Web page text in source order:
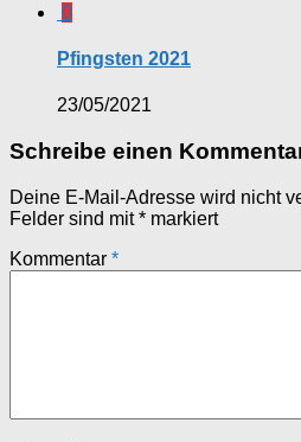
0
Pfingsten 2021
23/05/2021
Schreibe einen
Deine E-Mail-Adresse wird nicht
Felder sind mit* markiert
Kommentar *